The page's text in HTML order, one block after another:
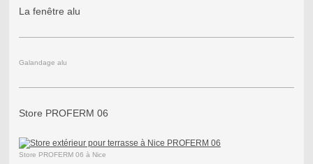
La fenêtre alu
Galandage alu
Store PROFERM 06
Store PROFERM 06 à Nice